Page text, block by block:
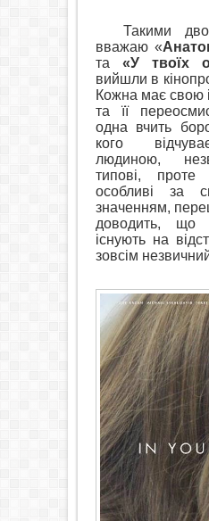
Такими
вважаю «
та «У твоїх
вийшли в
Кожна має свою
та її
одна вчить
кого
людиною,
типові,
особливі за
значенням,
доводить, що
існують на
зовсім